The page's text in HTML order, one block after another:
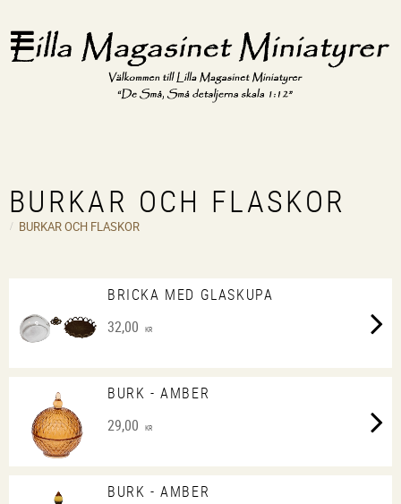
BURKAR OCH FLASKOR
BURKAR OCH FLASKOR
BRICKA MED GLASKUPA
32,00
KR
BURK - AMBER
29,00
KR
BURK - AMBER